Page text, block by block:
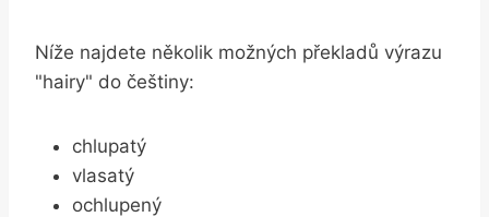
Níže najdete několik možných překladů výrazu
"hairy" do češtiny:
chlupatý
vlasatý
ochlupený